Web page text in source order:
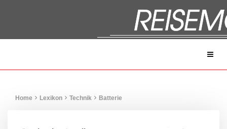
Home Lexikon Technik Batterie